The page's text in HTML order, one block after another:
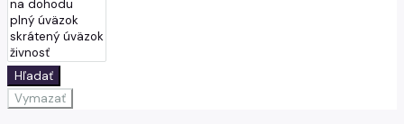
Hľadať
Vymazať